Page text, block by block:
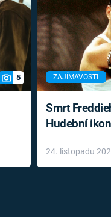
5 ZAJÍMAVOSTI
Smrt
Hudební
léky
24. listopadu